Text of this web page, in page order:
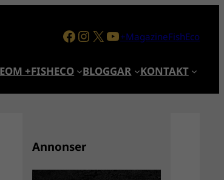
Facebook
Instagram
X YouTube
+MagazineFishEco
OM +FISHECO BLOGGAR KONTAKT
Annonser